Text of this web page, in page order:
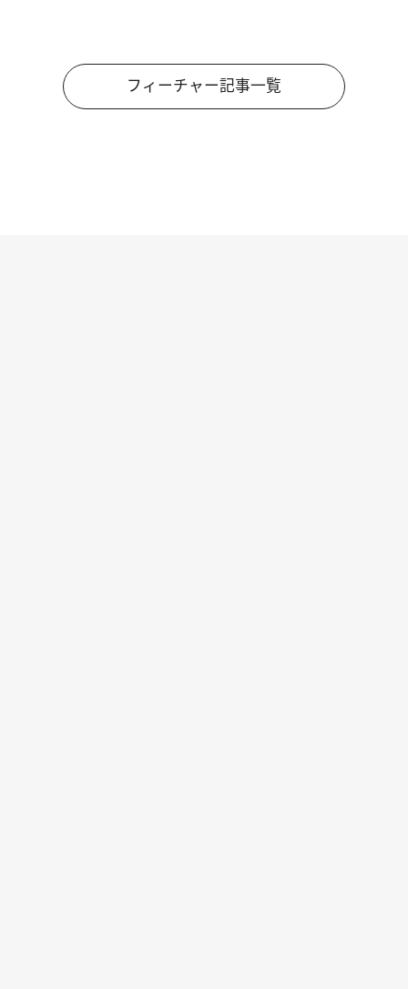
フィーチャー記事一覧